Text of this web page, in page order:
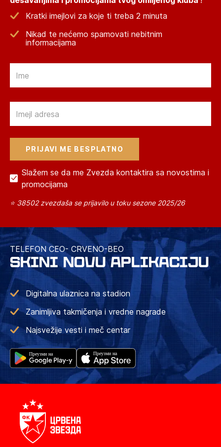
Kratki imejlovi za koje ti treba 2 minuta
Nikad te nećemo spamovati nebitnim
informacijama
Slažem se da me Zvezda kontaktira sa novostima i
promocijama
⭐ 38502 zvezdaša se prijavilo u toku sezone 2025/26
TELEFON CEO- CRVENO-BEO
SKINI NOVU APLIKACIJU
Digitalna ulaznica na stadion
Zanimljiva takmičenja i vredne nagrade
Najsvežije vesti i meč centar